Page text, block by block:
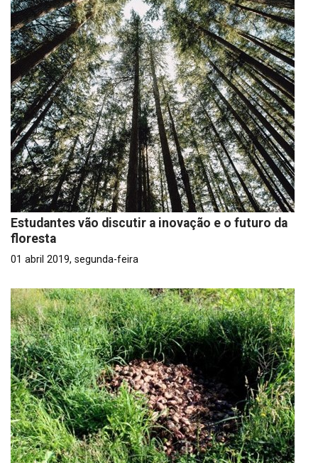
Estudantes vão discutir a inovação e o futuro da
floresta
01 abril 2019, segunda-feira